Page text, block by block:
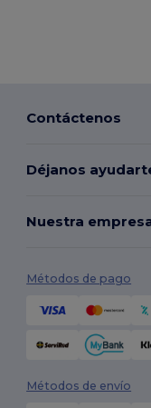
Contáctenos
Déjanos
Nuestra
Métodos de pago
Métodos de envío